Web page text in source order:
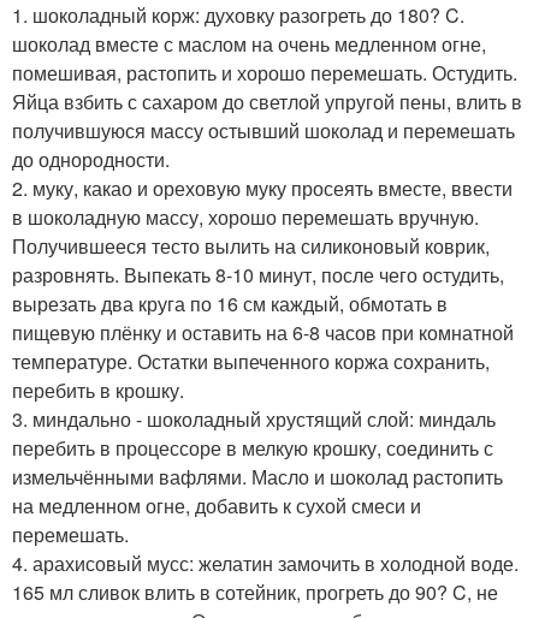
1. шоколадный корж: духовку разогреть до 180? C.
шоколад вместе с маслом на очень медленном огне,
помешивая, растопить и хорошо перемешать. Остудить.
Яйца взбить с сахаром до светлой упругой пены, влить в
получившуюся массу остывший шоколад и перемешать
до однородности.
2. муку, какао и ореховую муку просеять вместе, ввести
в шоколадную массу, хорошо перемешать вручную.
Получившееся тесто вылить на силиконовый коврик,
разровнять. Выпекать 8-10 минут, после чего остудить,
вырезать два круга по 16 см каждый, обмотать в
пищевую плёнку и оставить на 6-8 часов при комнатной
температуре. Остатки выпеченного коржа сохранить,
перебить в крошку.
3. миндально - шоколадный хрустящий слой: миндаль
перебить в процессоре в мелкую крошку, соединить с
измельчёнными вафлями. Масло и шоколад растопить
на медленном огне, добавить к сухой смеси и
перемешать.
4. арахисовый мусс: желатин замочить в холодной воде.
165 мл сливок влить в сотейник, прогреть до 90? C, не